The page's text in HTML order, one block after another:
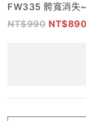
FW335 骻寬消失
990
890